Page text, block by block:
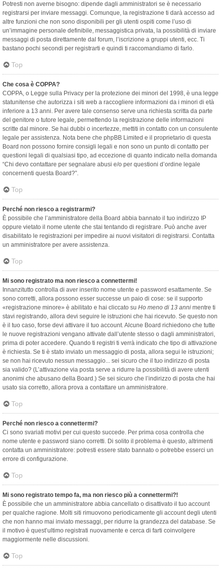
Potresti non averne bisogno: dipende dagli amministratori se è necessario
registrarsi per inviare messaggi. Comunque, la registrazione ti darà accesso ad
altre funzioni che non sono disponibili per gli utenti ospiti come l’uso di
un’immagine personale definibile, messaggistica privata, la possibilità di inviare
messaggi di posta direttamente dal forum, l’iscrizione a gruppi utenti, ecc. Ti
bastano pochi secondi per registrarti e quindi ti raccomandiamo di farlo.
Top
Che cosa è COPPA?
COPPA, o Legge sulla Privacy per la protezione dei minori del 1998, è una legge
statunitense che autorizza i siti web a raccogliere informazioni da i minori di età
inferiore a 13 anni. Per avere tale consenso serve una richiesta scritta da parte
del genitore o tutore legale, permettendo la registrazione delle informazioni
scritte dal minore. Se hai dubbi o incertezze, mettiti in contatto con un consulente
legale per assistenza. Nota bene che phpBB Limited e il proprietario di questa
Board non possono fornire consigli legali e non sono un punto di contatto per
questioni legali di qualsiasi tipo, ad eccezione di quanto indicato nella domanda
“Chi devo contattare per segnalare abusi e/o per questioni d’ordine legale
concernenti questa Board?”.
Top
Perché non riesco a registrarmi?
È possibile che l’amministratore della Board abbia bannato il tuo indirizzo IP
oppure vietato il nome utente che stai tentando di registrare. Può anche aver
disabilitato le registrazioni per impedire ai nuovi visitatori di registrarsi. Contatta
un amministratore per avere assistenza.
Top
Mi sono registrato ma non riesco a connettermi!
Innanzitutto controlla di aver inserito nome utente e password esattamente. Se
sono corretti, allora possono esser successe un paio di cose: se il supporto
«registrazione minore» è abilitato e hai cliccato su Ho meno di 13 anni mentre ti
stavi registrando, allora devi seguire le istruzioni che hai ricevuto. Se questo non
è il tuo caso, forse devi attivare il tuo account. Alcune Board richiedono che tutte
le nuove registrazioni vengano attivate dall’utente stesso o dagli amministratori,
prima di poter accedere. Quando ti registri ti verrà indicato che tipo di attivazione
è richiesta. Se ti è stato inviato un messaggio di posta, allora segui le istruzioni;
se non hai ricevuto nessun messaggio... sei sicuro che il tuo indirizzo di posta
sia valido? (L’attivazione via posta serve a ridurre la possibilità di avere utenti
anonimi che abusano della Board.) Se sei sicuro che l’indirizzo di posta che hai
usato sia corretto, allora prova a contattare un amministratore.
Top
Perché non riesco a connettermi?
Ci sono svariati motivi per cui questo succede. Per prima cosa controlla che
nome utente e password siano corretti. Di solito il problema è questo, altrimenti
contatta un amministratore: potresti essere stato bannato o potrebbe esserci un
errore di configurazione.
Top
Mi sono registrato tempo fa, ma non riesco più a connettermi?!
È possibile che un amministratore abbia cancellato o disattivato il tuo account
per qualche ragione. Molti siti rimuovono periodicamente gli account degli utenti
che non hanno mai inviato messaggi, per ridurre la grandezza del database. Se
il motivo è quest’ultimo registrati nuovamente e cerca di farti coinvolgere
maggiormente nelle discussioni.
Top